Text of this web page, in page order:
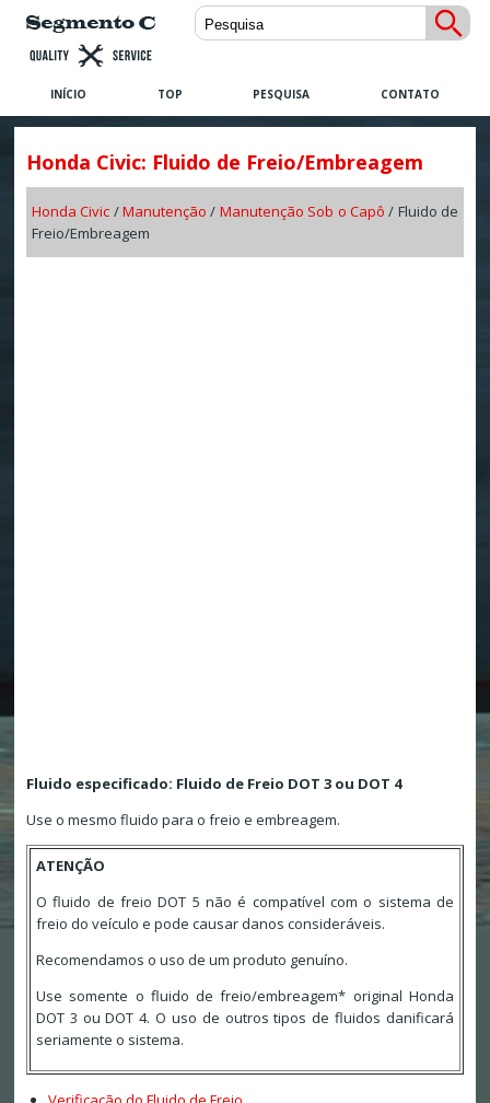
INÍCIO TOP PESQUISA CONTATO
Honda Civic: Fluido de Freio/Embreagem
Honda Civic /Manutenção / Manutenção Sob o Capô / Fluido de
Freio/Embreagem
Fluido especificado: Fluido de Freio DOT 3 ou DOT 4
Use o mesmo fluido para o freio e embreagem.
ATENÇÃO
O fluido de freio DOT 5 não é compatível com o sistema de
freio do veículo e pode causar danos consideráveis.
Recomendamos o uso de um produto genuíno.
Use somente o fluido de freio/embreagem* original Honda
DOT 3 ou DOT 4. O uso de outros tipos de fluidos danificará
seriamente o sistema.